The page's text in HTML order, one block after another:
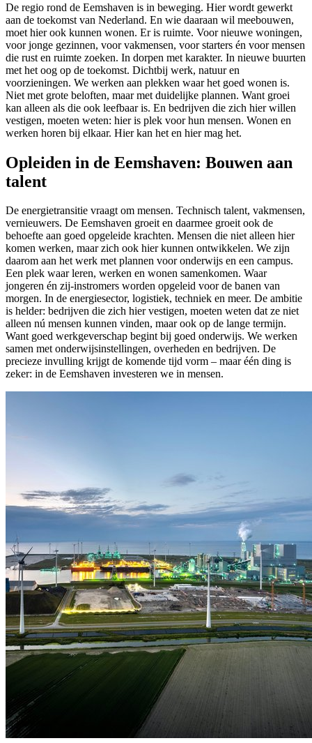
De regio rond de Eemshaven is in beweging. Hier wordt gewerkt
aan de toekomst van Nederland. En wie daaraan wil meebouwen,
moet hier ook kunnen wonen. Er is ruimte. Voor nieuwe woningen,
voor jonge gezinnen, voor vakmensen, voor starters én voor mensen
die rust en ruimte zoeken. In dorpen met karakter. In nieuwe buurten
met het oog op de toekomst. Dichtbij werk, natuur en
voorzieningen. We werken aan plekken waar het goed wonen is.
Niet met grote beloften, maar met duidelijke plannen. Want groei
kan alleen als die ook leefbaar is. En bedrijven die zich hier willen
vestigen, moeten weten: hier is plek voor hun mensen. Wonen en
werken horen bij elkaar. Hier kan het en hier mag het.
Opleiden in de Eemshaven: Bouwen aan
talent
De energietransitie vraagt om mensen. Technisch talent, vakmensen,
vernieuwers. De Eemshaven groeit en daarmee groeit ook de
behoefte aan goed opgeleide krachten. Mensen die niet alleen hier
komen werken, maar zich ook hier kunnen ontwikkelen. We zijn
daarom aan het werk met plannen voor onderwijs en een campus.
Een plek waar leren, werken en wonen samenkomen. Waar
jongeren én zij-instromers worden opgeleid voor de banen van
morgen. In de energiesector, logistiek, techniek en meer. De ambitie
is helder: bedrijven die zich hier vestigen, moeten weten dat ze niet
alleen nú mensen kunnen vinden, maar ook op de lange termijn.
Want goed werkgeverschap begint bij goed onderwijs. We werken
samen met onderwijsinstellingen, overheden en bedrijven. De
precieze invulling krijgt de komende tijd vorm – maar één ding is
zeker: in de Eemshaven investeren we in mensen.